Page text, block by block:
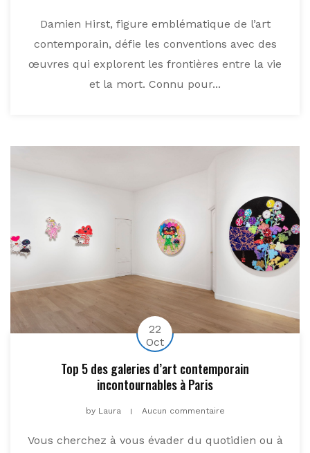
Damien Hirst, figure emblématique de l’art
contemporain, défie les conventions avec des
œuvres qui explorent les frontières entre la vie
et la mort. Connu pour...
22
Oct
Top 5 des galeries d’art contemporain
incontournables à Paris
byLaura Aucun commentaire
Vous cherchez à vous évader du quotidien ou à